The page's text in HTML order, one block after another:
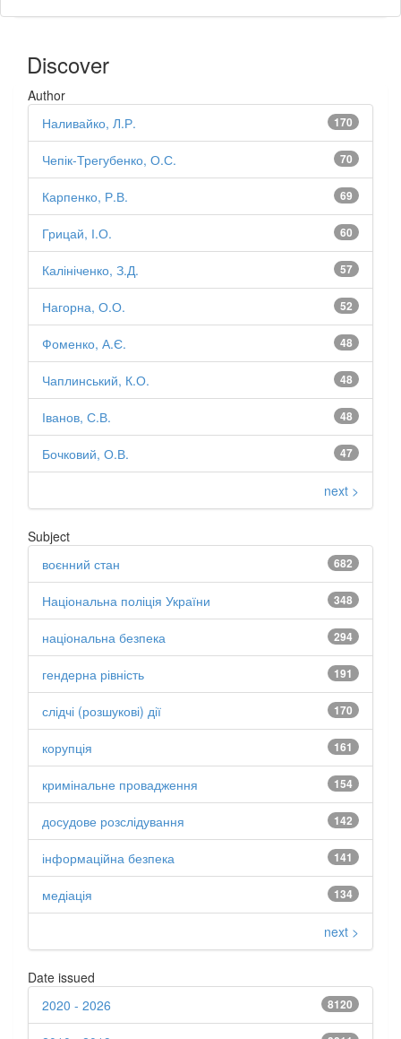
Discover
Author
170
Наливайко, Л.Р.
70
Чепік-Трегубенко, О.С.
69
Карпенко, Р.В.
60
Грицай, І.О.
57
Калініченко, З.Д.
52
Нагорна, О.О.
48
Фоменко, А.Є.
48
Чаплинський, К.О.
48
Іванов, С.В.
47
Бочковий, О.В.
next >
Subject
682
воєнний стан
348
Національна поліція України
294
національна безпека
191
гендерна рівність
170
слідчі (розшукові) дії
161
корупція
154
кримінальне провадження
142
досудове розслідування
141
інформаційна безпека
134
медіація
next >
Date issued
8120
2020 - 2026